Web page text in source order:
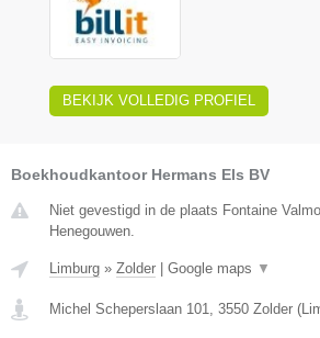
BEKIJK VOLLEDIG PROFIEL
Boekhoudkantoor Hermans Els BV
Niet gevestigd in de plaats Fontaine
Henegouwen.
Limburg » Zolder Google maps ▼
Michel Scheperslaan 101, 3550 Zolder (